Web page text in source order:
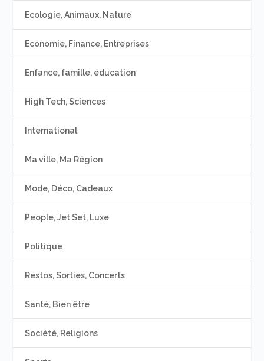
Ecologie, Animaux, Nature
Economie, Finance, Entreprises
Enfance, famille, éducation
High Tech, Sciences
International
Ma ville, Ma Région
Mode, Déco, Cadeaux
People, Jet Set, Luxe
Politique
Restos, Sorties, Concerts
Santé, Bien être
Société, Religions